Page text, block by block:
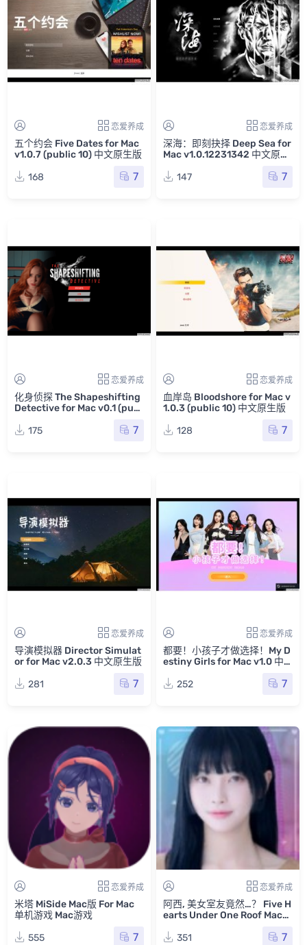
恋爱养成
五个约会 Five Dates for Mac
v1.0.7 (public 10) 中文原生版
168
7
恋爱养成
深海：即刻抉择 Deep Sea for
Mac v1.0.12231342 中文原生
147
7
恋爱养成
化身侦探 The Shapeshifting
Detective for Mac v0.1 (publ
175
7
恋爱养成
血岸岛 Bloodshore for Mac v
1.0.3 (public 10) 中文原生版
128
7
恋爱养成
导演模拟器 Director Simulat
or for Mac v2.0.3 中文原生版
281
7
恋爱养成
都要！小孩子才做选择！My D
estiny Girls for Mac v1.0 中
252
7
恋爱养成
米塔 MiSide Mac版 For Mac
单机游戏 Mac游戏
555
7
恋爱养成
阿西, 美女室友竟然…？ Five H
earts Under One Roof Mac版
351
7